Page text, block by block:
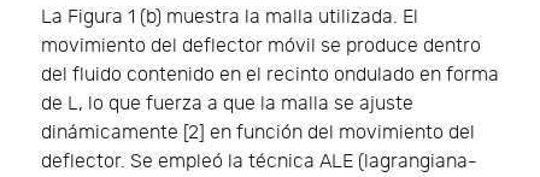
La Figura 1 (b) muestra la malla utilizada. El
movimiento del deflector móvil se produce dentro
del fluido contenido en el recinto ondulado en forma
de L, lo que fuerza a que la malla se ajuste
dinámicamente [2] en función del movimiento del
deflector. Se empleó la técnica ALE (lagrangiana-